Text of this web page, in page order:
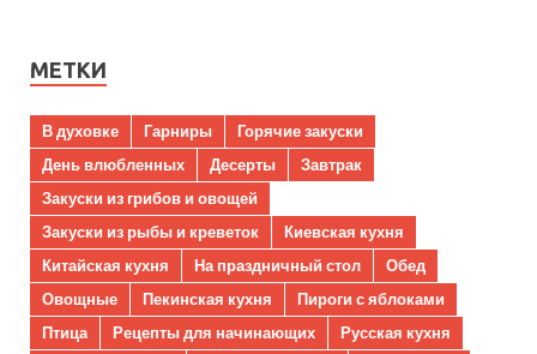
МЕТКИ
В духовке Гарниры
Горячие закуски
День влюбленных
Десерты
Завтрак
Закуски из грибов и овощей
Закуски из рыбы и креветок
Киевская кухня
Китайская кухня
На праздничный стол
Обед
Овощные
Пекинская кухня
Пироги с яблоками
Птица
Рецепты для начинающих
Русская кухня